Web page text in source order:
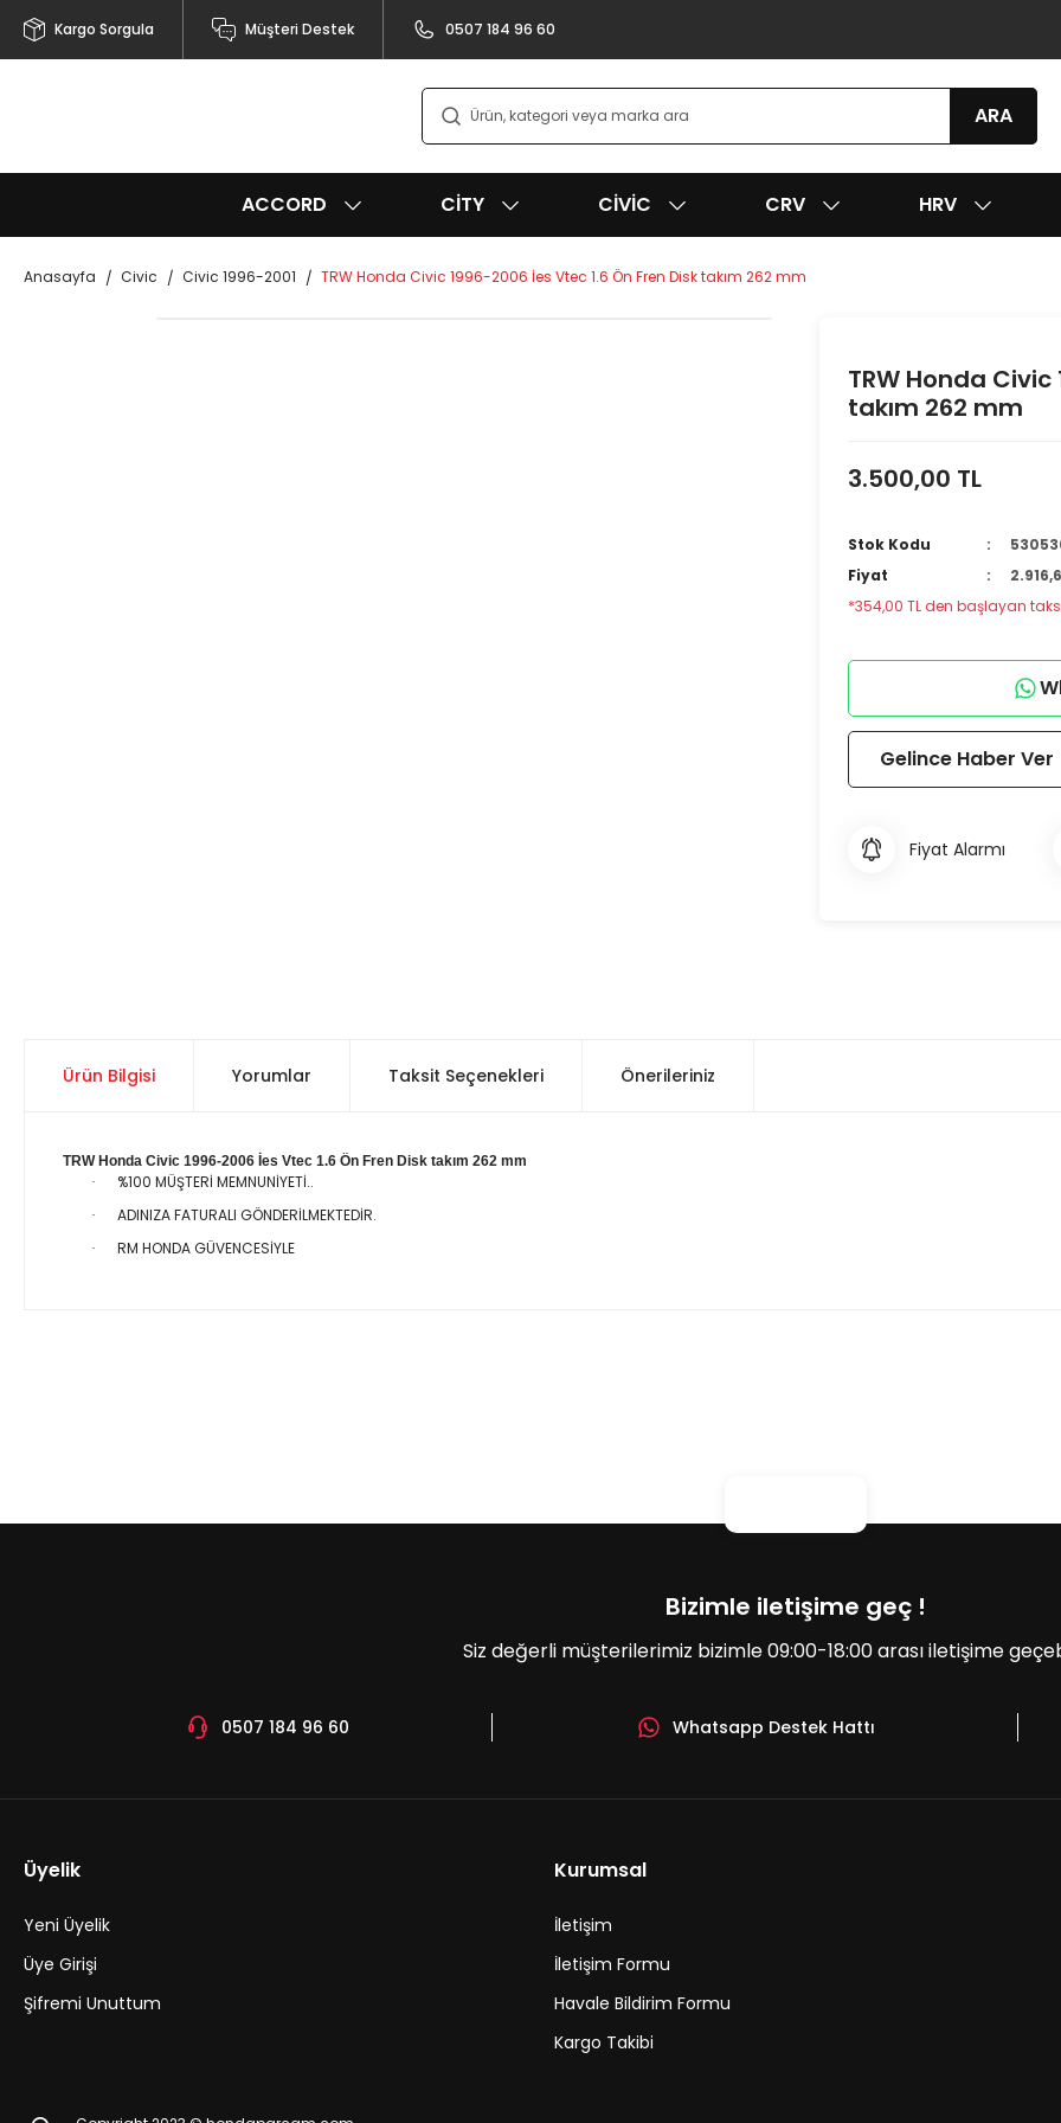
Kargo Sorgula Müşteri Destek 0507 184 96 60
ARA
ACCORD CITY CIVIC CRV HRV
Anasayfa Civic Civic 1996-2001 TRW Honda Civic 1996-2006 İes Vtec 1.6 Ön Fren Disk takım 262 mm
TRW Honda Civic
takım 262 mm
3.500,00 TL
Stok Kodu
Fiyat
*354,00 TL den başlayan
Gelince Haber Ver
Fiyat Alarmı
Ürün Bilgisi Yorumlar Taksit Seçenekleri Önerileriniz
TRW Honda Civic 1996-2006 İes Vtec 1.6 Ön Fren Disk takım 262 mm
·
%100 MÜŞTERİ MEMNUNİYETİ..
· ADINIZA FATURALI GÖNDERİLMEKTEDİR.
· RM HONDA GÜVENCESİYLE
Gönder
Bizimle iletişime geç !
Siz değerli müşterilerimiz bizimle 09:00-18:00 arası iletişime
0507 184 96 60 Whatsapp Destek Hattı
Üyelik
Yeni Üyelik
Üye Girişi
Şifremi Unuttum
Kurumsal
İletişim
İletişim Formu
Havale Bildirim Formu
Kargo Takibi